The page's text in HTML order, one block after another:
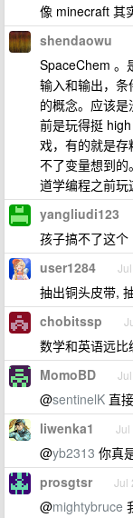
像 minecraft 其
shendaowu
SpaceChem 。
输入和输出，
的概念。应该
前是玩得挺
戏，有的就是
不了变量想到
道学编程之前玩
yangliudi123
孩子搞不了这个
user1284
抽出铜头皮带,
chobitssp
数学和英语远比
MomoBD
@sentinelK 直
liwenka1 Jul
@yb2313 你真
prosgtsr Jul
@mightybruce